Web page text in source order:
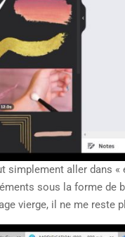
simplement aller dans
sous la forme de
vierge, il ne me reste